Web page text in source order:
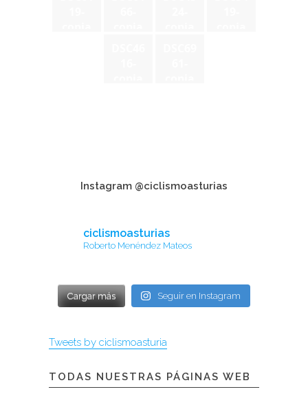
Instagram @ciclismoasturias
ciclismoasturias
Roberto Menéndez Mateos
Cargar más Seguir en Instagram
Tweets by ciclismoasturia
TODAS NUESTRAS PÁGINAS WEB